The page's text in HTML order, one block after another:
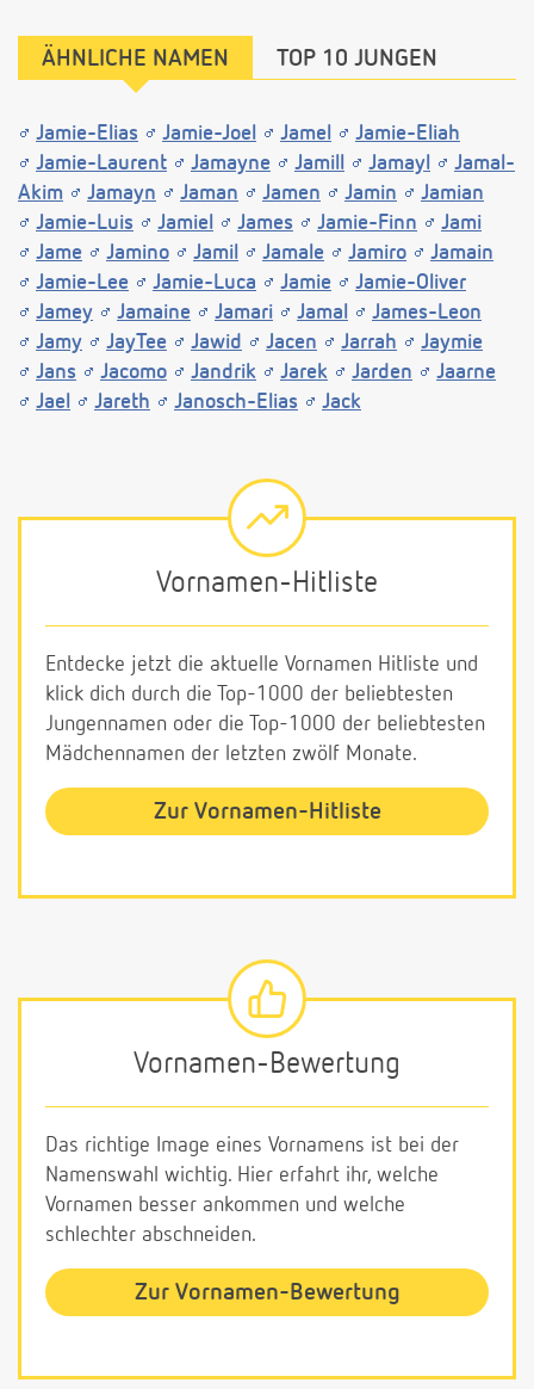
ÄHNLICHE NAMEN TOP 10 JUNGEN
Jamie-Elias Jamie-Joel Jamel
Jamie-Eliah
Jamie-Laurent
Jamayne Jamill Jamayl
Jamal-
Akim
Jamayn Jaman Jamen Jamin
Jamian
Jamie-Luis
Jamiel James Jamie-Finn
Jami
Jame
Jamino Jamil Jamale Jamiro
Jamain
Jamie-Lee
Jamie-Luca Jamie
Jamie-Oliver
Jamey
Jamaine Jamari Jamal
James-Leon
Jamy
JayTee Jawid Jacen Jarrah
Jaymie
Jans
Jacomo Jandrik Jarek Jarden
Jaarne
Jael
Jareth Janosch-Elias Jack
Vornamen-Hitliste
Entdecke jetzt die aktuelle Vornamen Hitliste und
klick dich durch die Top-1000 der beliebtesten
Jungennamen oder die Top-1000 der beliebtesten
Mädchennamen der letzten zwölf Monate.
Zur Vornamen-Hitliste
Vornamen-Bewertung
Das richtige Image eines Vornamens ist bei der
Namenswahl wichtig. Hier erfahrt ihr, welche
Vornamen besser ankommen und welche
schlechter abschneiden.
Zur Vornamen-Bewertung